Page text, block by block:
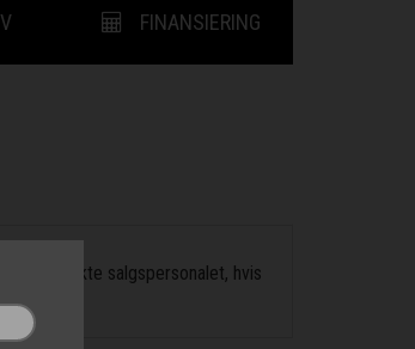
FINANSIERING
at kontakte salgspersonalet, hvis